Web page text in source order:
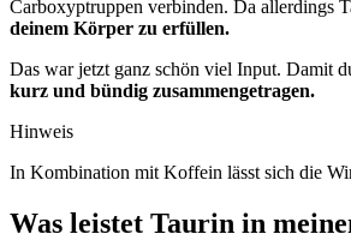
Carboxyptruppen verbinden. Da allerdings
deinem Körper zu erfüllen.
Das war jetzt ganz schön viel Input. Damit
kurz und bündig zusammengetragen.
Hinweis
In Kombination mit Koffein lässt sich die
Was leistet Taurin in